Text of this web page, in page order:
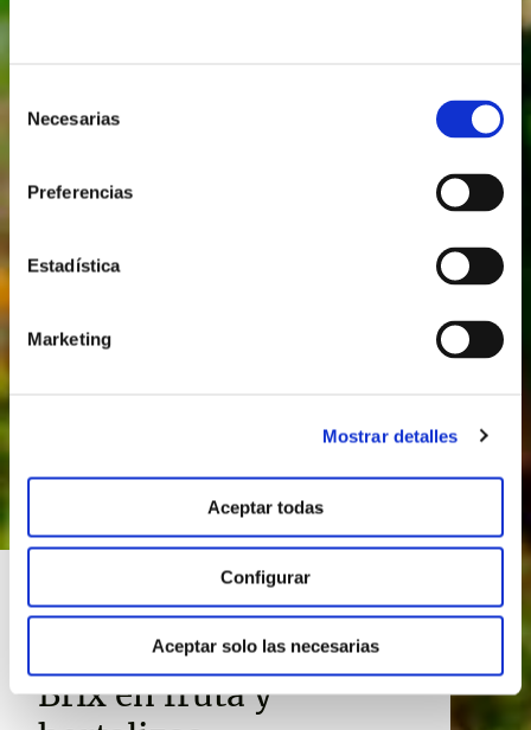
Selección
Necesarias
Preferencias
Estadística
Marketing
Mostrar detalles
Aceptar todas
Configurar
Aceptar solo las necesarias
Cómo mejorar
coloración y grados
Brix en fruta y